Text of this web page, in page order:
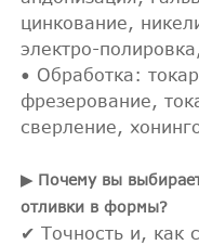
цинкование,
электро-
• Обработка:
фрезерование,
сверление,
▶ Почему вы
отливки в формы?
✔ Точность и, как